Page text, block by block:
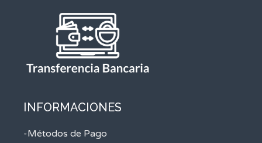
INFORMACIONES
-Métodos de Pago